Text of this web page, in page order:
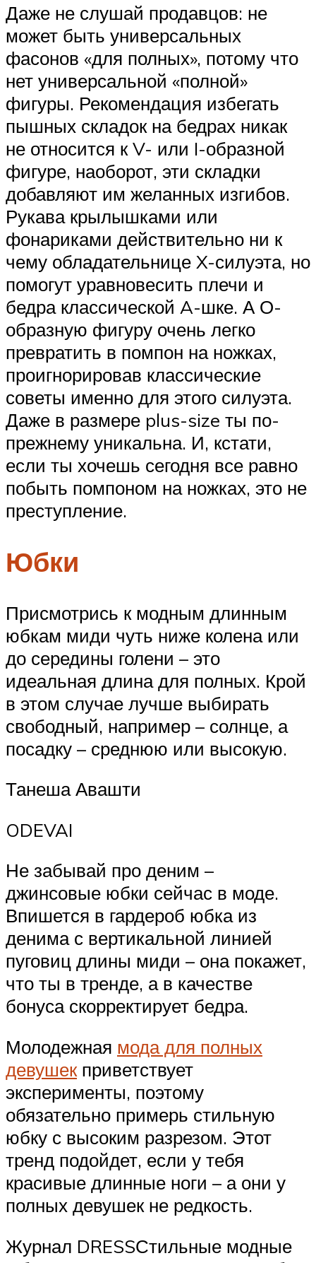
Даже не слушай продавцов: не
может быть универсальных
фасонов «для полных», потому что
нет универсальной «полной»
фигуры. Рекомендация избегать
пышных складок на бедрах никак
не относится к V- или I-образной
фигуре, наоборот, эти складки
добавляют им желанных изгибов.
Рукава крылышками или
фонариками действительно ни к
чему обладательнице X-силуэта, но
помогут уравновесить плечи и
бедра классической A-шке. А О-
образную фигуру очень легко
превратить в помпон на ножках,
проигнорировав классические
советы именно для этого силуэта.
Даже в размере plus-size ты по-
прежнему уникальна. И, кстати,
если ты хочешь сегодня все равно
побыть помпоном на ножках, это не
преступление.
Юбки
Присмотрись к модным длинным
юбкам миди чуть ниже колена или
до середины голени – это
идеальная длина для полных. Крой
в этом случае лучше выбирать
свободный, например – солнце, а
посадку – среднюю или высокую.
Танеша Авашти
ODEVAI
Не забывай про деним –
джинсовые юбки сейчас в моде.
Впишется в гардероб юбка из
денима с вертикальной линией
пуговиц длины миди – она покажет,
что ты в тренде, а в качестве
бонуса скорректирует бедра.
Молодежная мода для полных
девушекприветствует
эксперименты, поэтому
обязательно примерь стильную
юбку с высоким разрезом. Этот
тренд подойдет, если у тебя
красивые длинные ноги – а они у
полных девушек не редкость.
Журнал DRESSСтильные модные